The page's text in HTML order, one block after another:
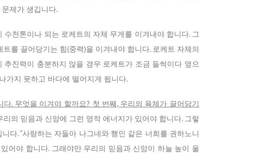
제가 생깁니다.
천톤이나 되는 로케트의 자체 무게를 이겨내야 합니다. 그
를 끌어당기는 힘(중력)을 이겨내야 합니다. 로케트 자체의
진력이 충분하지 않을 경우 로케트가 조금 들썩이다 옆으
가지 못하고 바다에 떨어지게 됩니다.
다.무엇을 이겨야 할까요? 첫 번째, 우리의 육체가 끌어당기
의 믿음과 신앙에 그런 영적 에너지가 있어야 합니다. 그렇
다. “사랑하는 자들아 나그네와 행인 같은 너희를 권하노니
어야 합니다. 그래야만 우리의 믿음과 신앙이 하늘 높이 올